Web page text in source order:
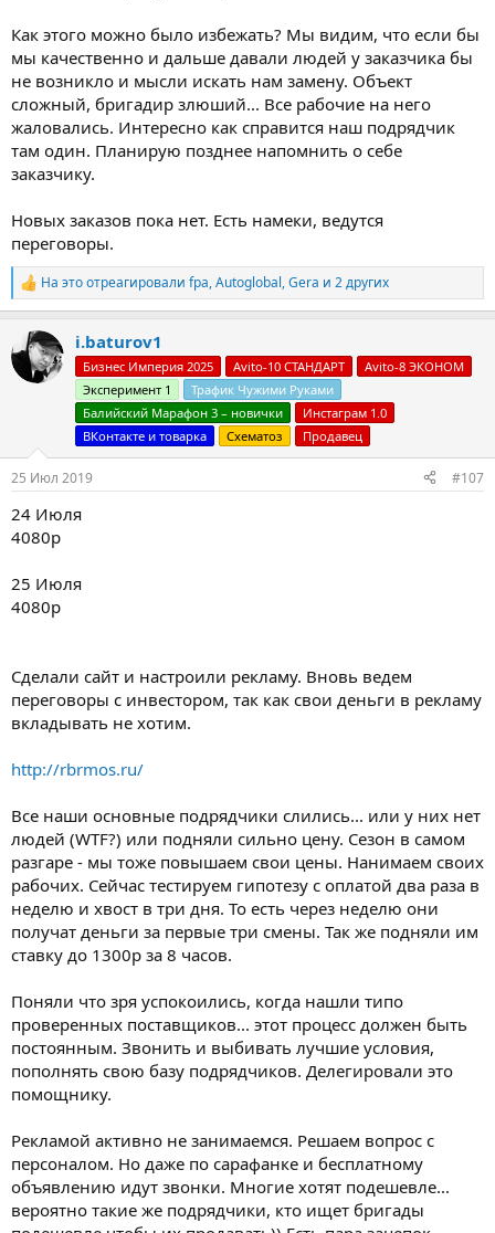
Как этого можно было избежать? Мы видим, что если бы
мы качественно и дальше давали людей у заказчика бы
не возникло и мысли искать нам замену. Объект
сложный, бригадир злюший... Все рабочие на него
жаловались. Интересно как справится наш подрядчик
там один. Планирую позднее напомнить о себе
заказчику.
Новых заказов пока нет. Есть намеки, ведутся
переговоры.
Р
е
ц
и
На это отреагировали fpa,Autoglobal,Gera и 2 других
i.baturov1
Бизнес Империя 2025 Avito-10 СТАНДАРТ
Avito-8 ЭКОНОМ
Эксперимент 1
Трафик Чужими Руками
Балийский Марафон 3 – новички
Инстаграм 1.0
ВКонтакте и товарка
Схематоз Продавец
25 Июл 2019 #107
24 Июля
4080р
25 Июля
4080р
Сделали сайт и настроили рекламу. Вновь ведем
переговоры с инвестором, так как свои деньги в рекламу
вкладывать не хотим.
http://rbrmos.ru/
Все наши основные подрядчики слились... или у них нет
людей (WTF?) или подняли сильно цену. Сезон в самом
разгаре - мы тоже повышаем свои цены. Нанимаем своих
рабочих. Сейчас тестируем гипотезу с оплатой два раза в
неделю и хвост в три дня. То есть через неделю они
получат деньги за первые три смены. Так же подняли им
ставку до 1300р за 8 часов.
Поняли что зря успокоились, когда нашли типо
проверенных поставщиков... этот процесс должен быть
постоянным. Звонить и выбивать лучшие условия,
пополнять свою базу подрядчиков. Делегировали это
помощнику.
Рекламой активно не занимаемся. Решаем вопрос с
персоналом. Но даже по сарафанке и бесплатному
объявлению идут звонки. Многие хотят подешевле...
вероятно такие же подрядчики, кто ищет бригады